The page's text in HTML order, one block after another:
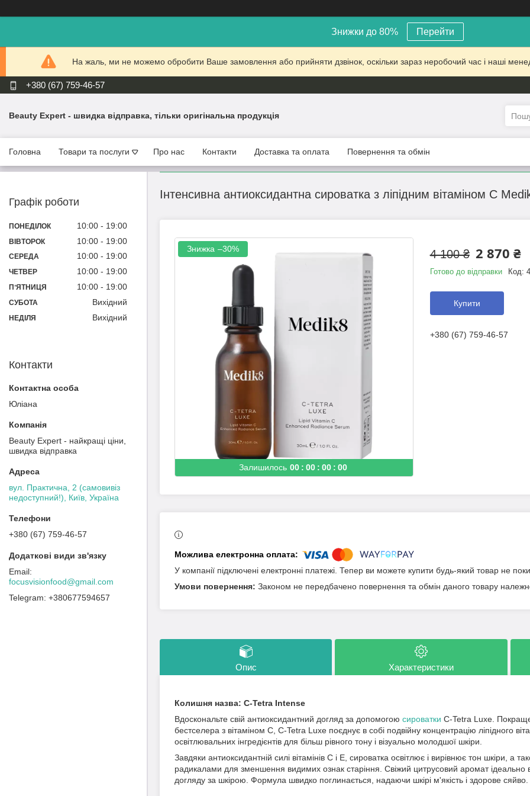
Знижки до 80% Перейти
На жаль, ми не можемо обробити Ваше замовлення або прийняти дзвінок, оскільки зараз неробочий час і наші
+380 (67) 759-46-57
Beauty Expert - швидка відправка, тільки оригінальна продукція
Головна Товари та послуги Про нас Контакти Доставка та оплата Повернення та обмін
Інтенсивна антиоксидантна сироватка з ліпідним вітаміном С
Залишилось 00 00 00 00
–30% 4 100 ₴ 2 870 ₴
Готово до відправки Код:
Купити
+380 (67) 759-46-57
У компанії підключені електронні платежі. Тепер ви можете купити будь-який товар не
Законом не передбачено повернення та обмін даного товару
Опис Характеристики
Колишня назва: C-Tetra Intense
Вдоскональте свій антиоксидантний догляд за допомогою сироватки C-Tetra Luxe.
бестселера з вітаміном С, C-Tetra Luxe поєднує в собі подвійну концентрацію ліпідного
освітлювальних інгредієнтів для більш рівного тону і візуально молодшої шкіри.
Завдяки антиоксидантній силі вітамінів С і Е, сироватка освітлює і вирівнює тон шкіри, а
радикалами для зменшення видимих ознак старіння. Свіжий цитрусовий аромат ідеально
догляду за шкірою. Формула швидко поглинається, надаючи шкірі м'якість і здорове сяйво.
Графік роботи
ПОНЕДІЛОК 10:00 19:00
ВІВТОРОК 10:00 19:00
СЕРЕДА 10:00 19:00
ЧЕТВЕР 10:00 19:00
ПʼЯТНИЦЯ 10:00 19:00
СУБОТА Вихідний
НЕДІЛЯ Вихідний
Контакти
Юліана
Beauty Expert - найкращі ціни,
швидка відправка
вул. Практична, 2 (самовивіз
недоступний!), Київ, Україна
+380 (67) 759-46-57
focusvisionfood@gmail.com
+380677594657